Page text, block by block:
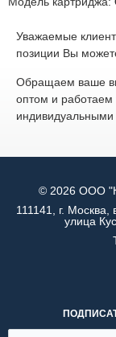
Уважаемые
позиции Вы
Обращаем ваше
оптом и работаем
© 2026 ООО
111141, г. Москва,
улица